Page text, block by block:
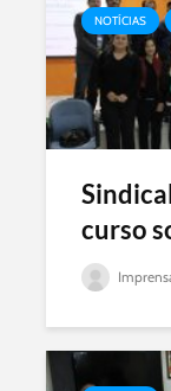
NOTÍCIAS
curso